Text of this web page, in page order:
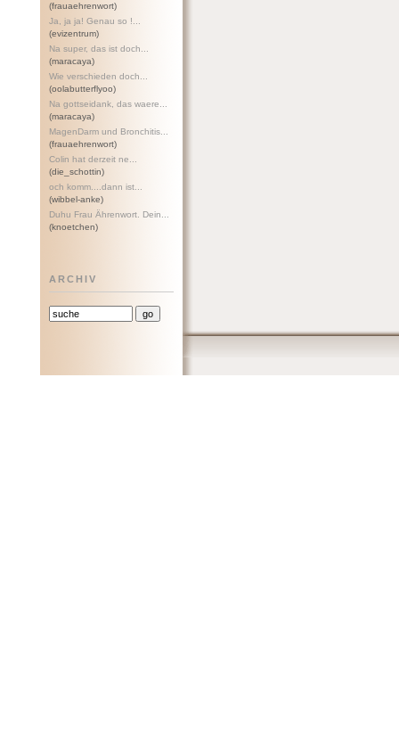
(frauaehrenwort)
Ja, ja ja! Genau so !...
(evizentrum)
Na super, das ist doch...
(maracaya)
Wie verschieden doch...
(oolabutterflyoo)
Na gottseidank, das waere...
(maracaya)
MagenDarm und Bronchitis...
(frauaehrenwort)
Colin hat derzeit ne...
(die_schottin)
och komm....dann ist...
(wibbel-anke)
Duhu Frau Ährenwort. Dein...
(knoetchen)
ARCHIV